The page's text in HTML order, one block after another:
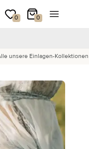
0
Meine Wunschliste
0
Mein Warenkorb
Menü
unsere Einlagen-Kollektionen